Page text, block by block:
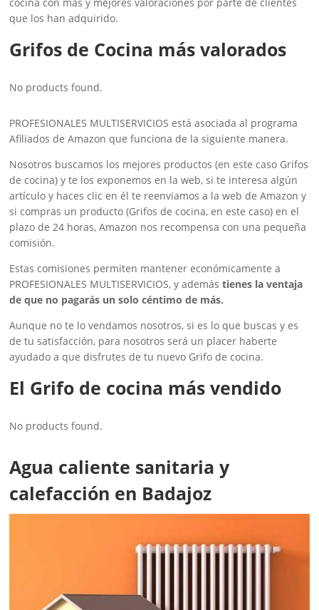
que los han adquirido.
Grifos de Cocina más valorados
No products found.
PROFESIONALES MULTISERVICIOS está asociada al programa
Afiliados de Amazon que funciona de la siguiente manera.
Nosotros buscamos los mejores productos (en este caso Grifos
de cocina) y te los exponemos en la web, si te interesa algún
artículo y haces clic en él te reenviamos a la web de Amazon y
si compras un producto (Grifos de cocina, en este caso) en el
plazo de 24 horas, Amazon nos recompensa con una pequeña
comisión.
Estas comisiones permiten mantener económicamente a
PROFESIONALES MULTISERVICIOS, y ademástienes la ventaja
de que no pagarás un solo céntimo de más.
Aunque no te lo vendamos nosotros, si es lo que buscas y es
de tu satisfacción, para nosotros será un placer haberte
ayudado a que disfrutes de tu nuevo Grifo de cocina.
El Grifo de cocina más vendido
No products found.
Agua caliente sanitaria y
calefacción en Badajoz